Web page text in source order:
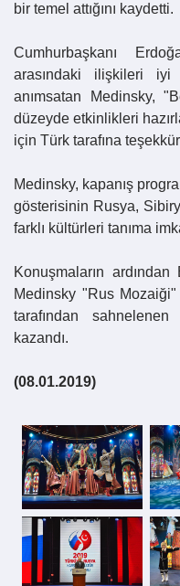
bir temel attığını kaydetti.
Cumhurbaşkanı
arasındaki ilişkileri iyi
anımsatan Medinsky,
düzeyde etkinlikleri
için Türk tarafına
Medinsky, kapanış
gösterisinin Rusya,
farklı kültürleri tanıma
Konuşmaların
Medinsky "Rus
tarafından
kazandı.
(08.01.2019)